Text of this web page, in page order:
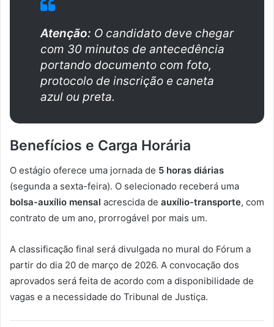
Atenção: O candidato deve chegar
com 30 minutos de antecedência
portando documento com foto,
protocolo de inscrição e caneta
azul ou preta.
Benefícios e Carga Horária
O estágio oferece uma jornada de 5 horas diárias
(segunda a sexta-feira). O selecionado receberá uma
bolsa-auxílio mensal acrescida de auxílio-transporte, com
contrato de um ano, prorrogável por mais um.
A classificação final será divulgada no mural do Fórum a
partir do dia 20 de março de 2026. A convocação dos
aprovados será feita de acordo com a disponibilidade de
vagas e a necessidade do Tribunal de Justiça.